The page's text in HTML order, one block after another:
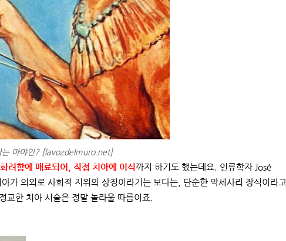
는 마야인? [lavozdelmuro.net]
려함에 매료되어, 직접 치아에 이식까지 하기도 했는데요. 인류학자 José
가 의외로 사회적 지위의 상징이라기는 보다는, 단순한 악세사리 장식이라고
교한 치아 시술은 정말 놀라울 따름이죠.